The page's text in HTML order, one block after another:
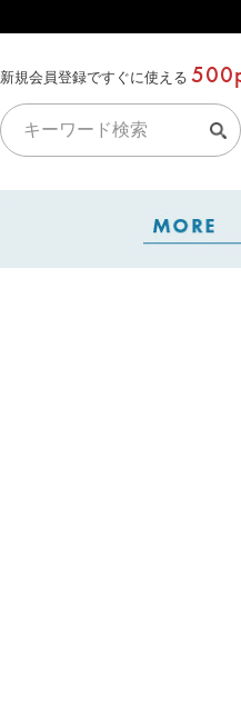
新規会員登録ですぐに使える